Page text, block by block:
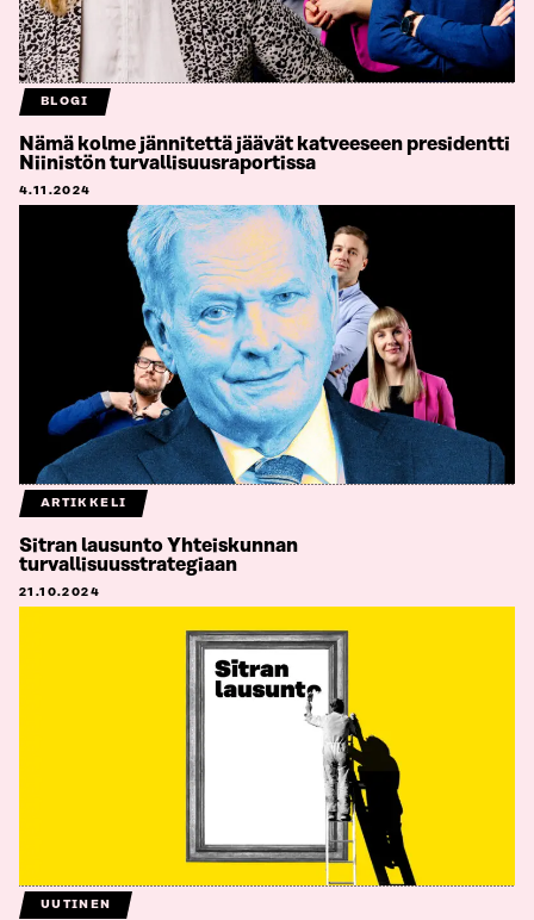
BLOGI
Nämä kolme jännitettä jäävät katveeseen presidentti
Niinistön turvallisuus­raportissa
4.11.2024
ARTIKKELI
Sitran lausunto Yhteiskunnan
turvallisuusstrategiaan
21.10.2024
UUTINEN